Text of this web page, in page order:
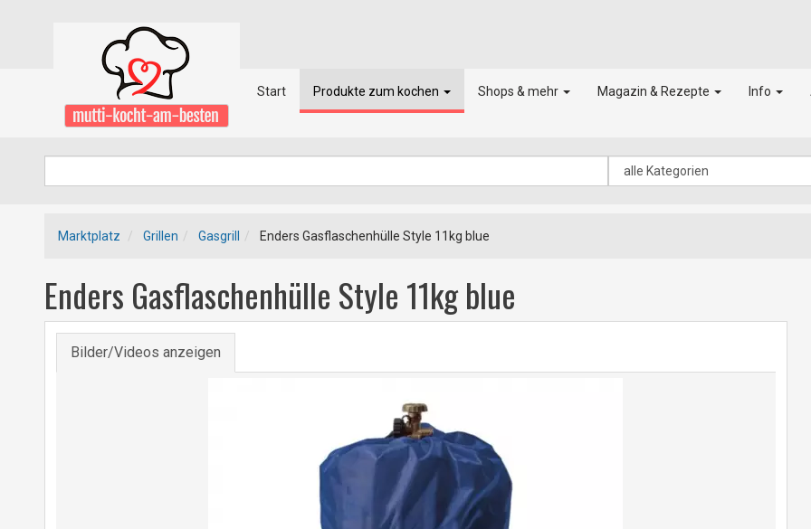
Start Produkte zum kochen Shops & mehr Magazin & Rezepte Info
Marktplatz Grillen Gasgrill Enders Gasflaschenhülle Style 11kg blue
Enders Gasflaschenhülle Style 11kg blue
Bilder/Videos anzeigen